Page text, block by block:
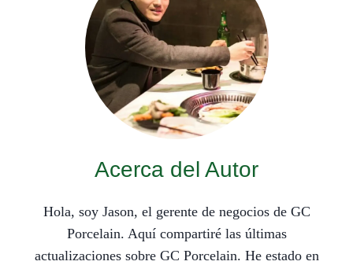
Acerca del Autor
Hola, soy Jason, el gerente de negocios de GC
Porcelain. Aquí compartiré las últimas
actualizaciones sobre GC Porcelain. He estado en